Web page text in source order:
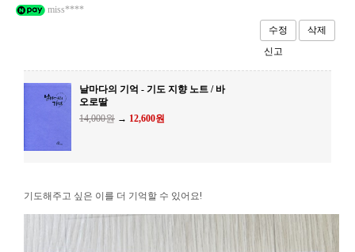
miss****
수정
삭제
신고
날마다의 기억 - 기도 지향 노트 / 바
오로딸
14,000원 → 12,600원
기도해주고 싶은 이를 더 기억할 수 있어요!